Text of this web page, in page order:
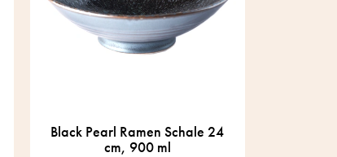
Black Pearl Ramen Schale 24
cm, 900 ml